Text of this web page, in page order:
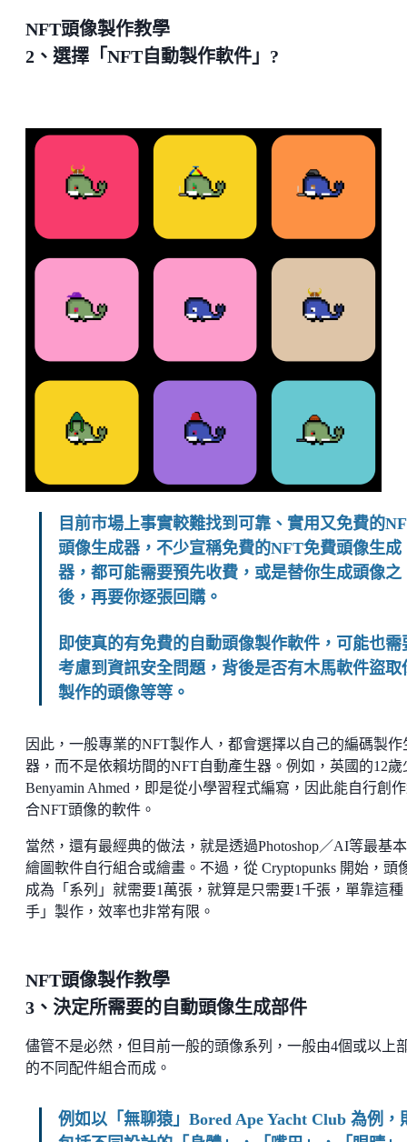
NFT頭像製作教學
2、選擇「NFT自動製作軟件」?
目前市場上事實較難找到可靠、實用又免費的
頭像生成器，不少宣稱免費的NFT免費頭像生成
器，都可能需要預先收費，或是替你生成頭像之
後，再要你逐張回購。
即使真的有免費的自動頭像製作軟件，可能也需
考慮到資訊安全問題，背後是否有木馬軟件盜取
製作的頭像等等。
因此，一般專業的NFT製作人，都會選擇以自己的編碼製作
器，而不是依賴坊間的NFT自動產生器。例如，英國的12歲
Benyamin Ahmed，即是從小學習程式編寫，因此能自行創
合NFT頭像的軟件。
當然，還有最經典的做法，就是透過Photoshop／AI等最基
繪圖軟件自行組合或繪畫。不過，從 ​​Cryptopunks 開始，頭
成為「系列」就需要1萬張，就算是只需要1千張，單靠這種
手」製作，效率也非常有限。
NFT頭像製作教學
3、決定所需要的自動頭像生成部件
儘管不是必然，但目前一般的頭像系列，一般由4個或以上
的不同配件組合而成。
例如以「無聊猿」Bored Ape Yacht Club 為例，